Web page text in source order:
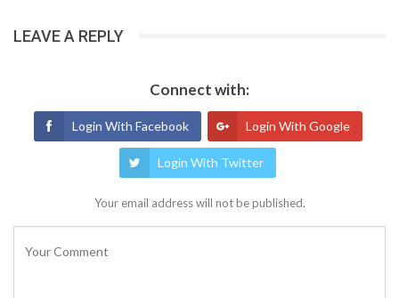
LEAVE A REPLY
Connect with:
Login With Facebook Login With Google
Login With Twitter
Your email address will not be published.